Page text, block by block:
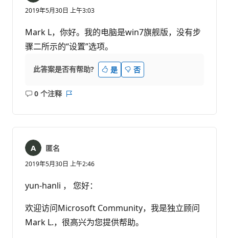
2019年5月30日 上午3:03
Mark L，你好。我的电脑是win7旗舰版，没有步
骤二所示的“设置”选项。
此答案是否有帮助? 是 否
0 个注释
无
匿名
2019年5月30日 上午2:46
yun-hanli ， 您好：
欢迎访问Microsoft Community，我是独立顾问
Mark L.，很高兴为您提供帮助。